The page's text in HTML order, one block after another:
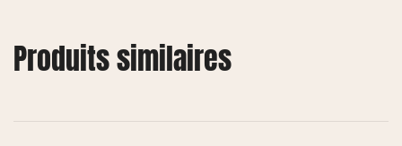
Produits similaires